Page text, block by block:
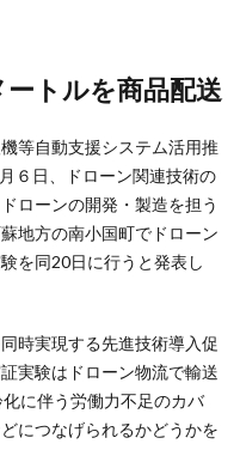
ートルを商品配送
等自動支援システム活用推
６日、ドローン関連技術の
ローンの開発・製造を担う
地方の南小国町でドローン
を同20日に行うと発表し
時実現する先進技術導入促
実験はドローン物流で輸送
に伴う労働力不足のカバ
につなげられるかどうかを